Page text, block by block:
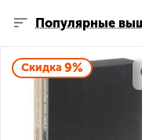
Популярные
Скидка 9%